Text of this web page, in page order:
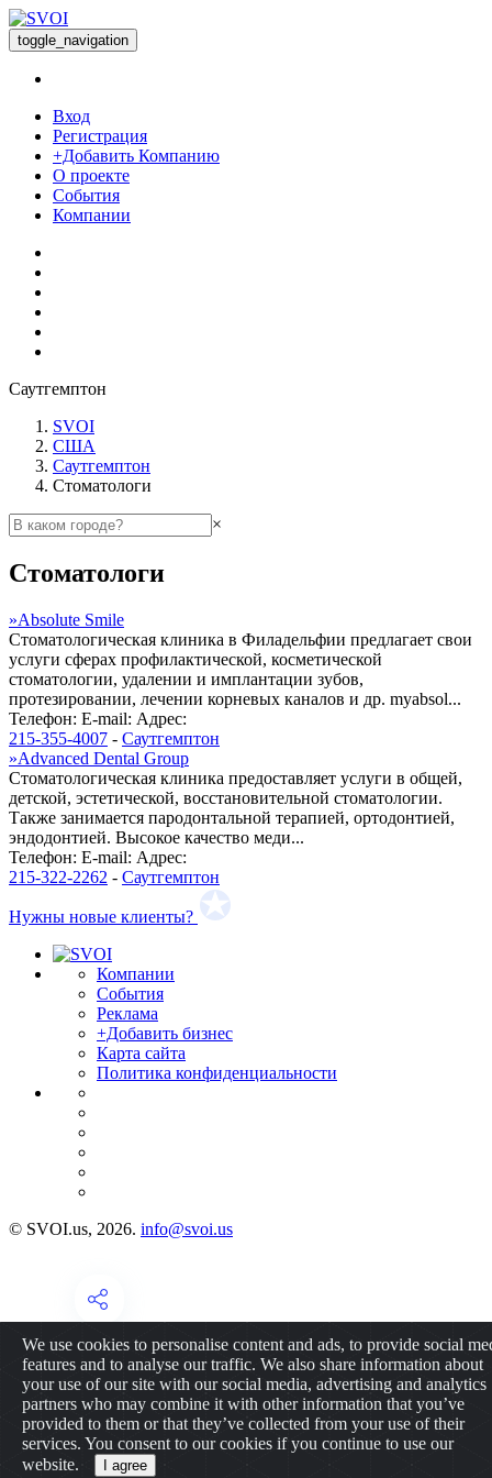
toggle_navigation
Вход
Регистрация
+Добавить Компанию
О проекте
События
Компании
Саутгемптон
SVOI
США
Саутгемптон
Стоматологи
×
Стоматологи
»Absolute Smile
Стоматологическая клиника в Филадельфии предлагает свои
услуги сферах профилактической, косметической
стоматологии, удалении и имплантации зубов,
протезировании, лечении корневых каналов и др. myabsol...
Телефон: E-mail: Адрес:
215-355-4007 - Саутгемптон
»Advanced Dental Group
Стоматологическая клиника предоставляет услуги в общей,
детской, эстетической, восстановительной стоматологии.
Также занимается пародонтальной терапией, ортодонтией,
эндодонтией. Высокое качество меди...
Телефон: E-mail: Адрес:
215-322-2262 - Саутгемптон
Нужны новые клиенты?
Компании
События
Реклама
+Добавить бизнес
Карта сайта
Политика конфиденциальности
© SVOI.us, 2026. info@svoi.us
We use cookies to personalise content and ads, to provide social
features and to analyse our traffic. We also share information about
your use of our site with our social media, advertising and analytics
partners who may combine it with other information that you’ve
provided to them or that they’ve collected from your use of their
services. You consent to our cookies if you continue to use our
website.
I agree